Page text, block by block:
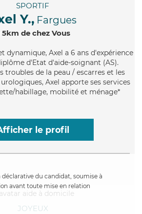
SPORTIF
Y., Fargues
5km de chez Vous
dynamique, Axel a 6 ans d'expérience
d'Etat d'aide-soignant (AS).
troubles de la peau / escarres et les
Axel apporte ses services
habillage, mobilité et ménage*
le profil
du candidat, soumise à
avant toute mise en relation
JOYEUX